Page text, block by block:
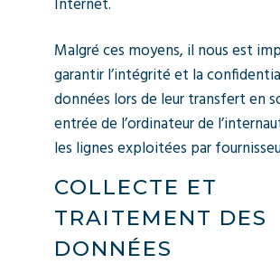
Internet.
Malgré ces moyens, il nous est
garantir l’intégrité et la
données lors de leur transfert en
entrée de l’ordinateur de
les lignes exploitées par
COLLECTE ET
TRAITEMENT DES
DONNÉES